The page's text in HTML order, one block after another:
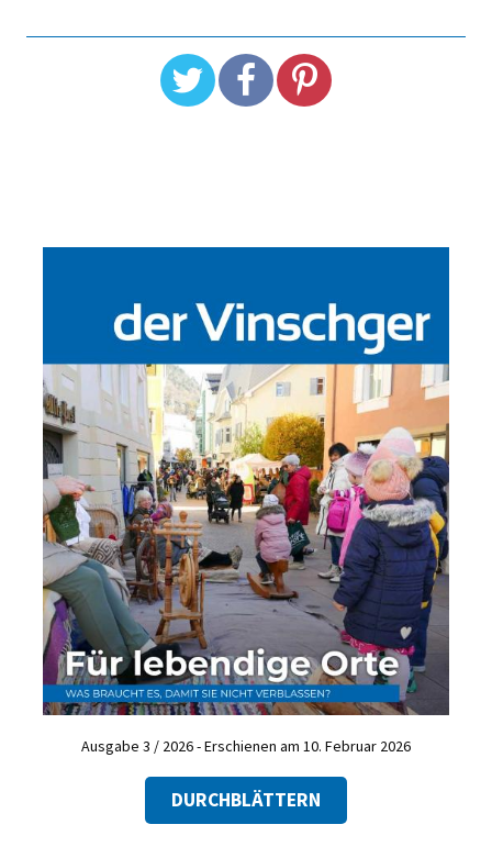
Ausgabe 3 / 2026 - Erschienen am 10. Februar 2026
DURCHBLÄTTERN